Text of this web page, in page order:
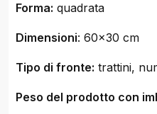
Forma: quadrata
Dimensioni: 60x30 cm
Tipo di fronte: trattini,
Peso del prodotto con